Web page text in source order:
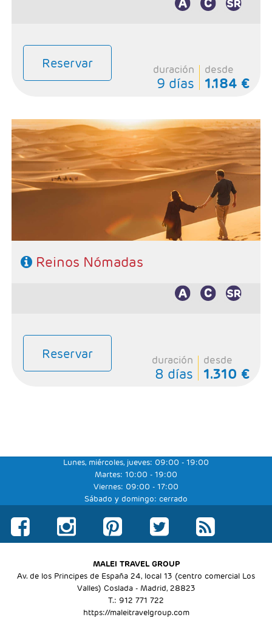
Reservar duración
9 días
desde
1.184 €
- Salidas: Diarias
- Ruta: Marrakech 4n, Zagora 1n, Dunas de Merzouga
1n, Ouarzazate 1n
- Categoría hotelera:Standar y Superior
- Régimen: Según itinerario
Reinos Nómadas
Reservar duración
8 días
desde
1.310 €
Lunes, miércoles, jueves: 09:00 - 19:00
Martes: 10:00 - 19:00
Viernes: 09:00 - 17:00
Sábado y domingo: cerrado
MALEI TRAVEL GROUP
Av. de los Principes de España 24, local 13 (centro comercial Los
Valles) Coslada - Madrid, 28823
T.: 912 771 722
https://maleitravelgroup.com